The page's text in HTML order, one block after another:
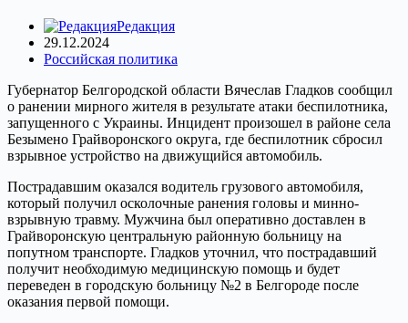
Редакция
29.12.2024
Российская политика
Губернатор Белгородской области Вячеслав Гладков сообщил
о ранении мирного жителя в результате атаки беспилотника,
запущенного с Украины. Инцидент произошел в районе села
Безымено Грайворонского округа, где беспилотник сбросил
взрывное устройство на движущийся автомобиль.
Пострадавшим оказался водитель грузового автомобиля,
который получил осколочные ранения головы и минно-
взрывную травму. Мужчина был оперативно доставлен в
Грайворонскую центральную районную больницу на
попутном транспорте. Гладков уточнил, что пострадавший
получит необходимую медицинскую помощь и будет
переведен в городскую больницу №2 в Белгороде после
оказания первой помощи.